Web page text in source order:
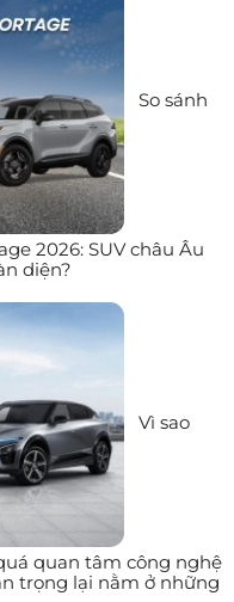
So sánh
2026: SUV châu Âu
diện?
Vì sao
quan tâm công nghệ
trọng lại nằm ở những